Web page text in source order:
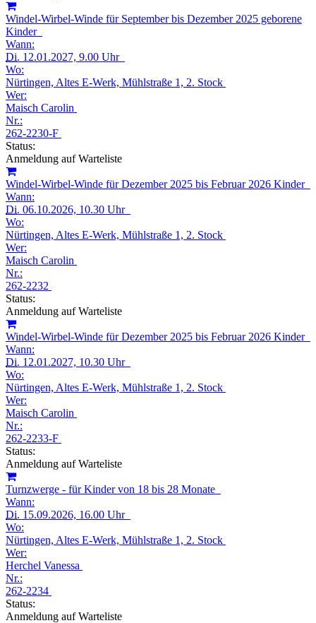
Windel-Wirbel-Winde für September bis Dezember 2025 geborene
Kinder
Wann:
Di. 12.01.2027, 9.00 Uhr
Wo:
Nürtingen, Altes E-Werk, Mühlstraße 1, 2. Stock
Wer:
Maisch Carolin
Nr.:
262-2230-F
Status:
Anmeldung auf Warteliste
Windel-Wirbel-Winde für Dezember 2025 bis Februar 2026 Kinder
Wann:
Di. 06.10.2026, 10.30 Uhr
Wo:
Nürtingen, Altes E-Werk, Mühlstraße 1, 2. Stock
Wer:
Maisch Carolin
Nr.:
262-2232
Status:
Anmeldung auf Warteliste
Windel-Wirbel-Winde für Dezember 2025 bis Februar 2026 Kinder
Wann:
Di. 12.01.2027, 10.30 Uhr
Wo:
Nürtingen, Altes E-Werk, Mühlstraße 1, 2. Stock
Wer:
Maisch Carolin
Nr.:
262-2233-F
Status:
Anmeldung auf Warteliste
Turnzwerge - für Kinder von 18 bis 28 Monate
Wann:
Di. 15.09.2026, 16.00 Uhr
Wo:
Nürtingen, Altes E-Werk, Mühlstraße 1, 2. Stock
Wer:
Herchel Vanessa
Nr.:
262-2234
Status:
Anmeldung auf Warteliste